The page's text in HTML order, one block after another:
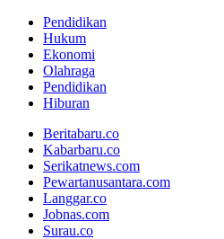
Pendidikan
Hukum
Ekonomi
Olahraga
Pendidikan
Hiburan
Beritabaru.co
Kabarbaru.co
Serikatnews.com
Pewartanusantara.com
Langgar.co
Jobnas.com
Surau.co